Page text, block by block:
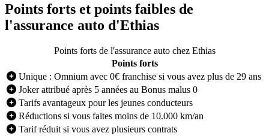
Points forts et points faibles de
l'assurance auto d'Ethias
Points forts de l'assurance auto chez Ethias
Points forts
Unique : Omnium avec 0€ franchise si vous avez plus de 29 ans
Joker attribué après 5 années au Bonus malus 0
Tarifs avantageux pour les jeunes conducteurs
Réductions si vous faites moins de 10.000 km/an
Tarif réduit si vous avez plusieurs contrats